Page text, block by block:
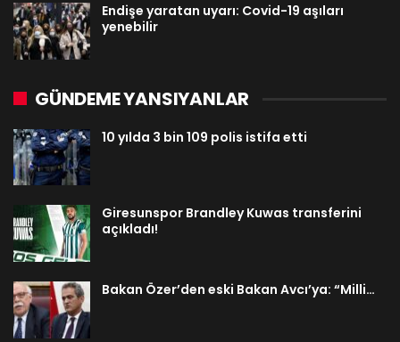
Endişe yaratan uyarı: Covid-19 aşıları
yenebilir
GÜNDEME YANSIYANLAR
10 yılda 3 bin 109 polis istifa etti
Giresunspor Brandley Kuwas transferini
açıkladı!
Bakan Özer’den eski Bakan Avcı’ya: “Milli…